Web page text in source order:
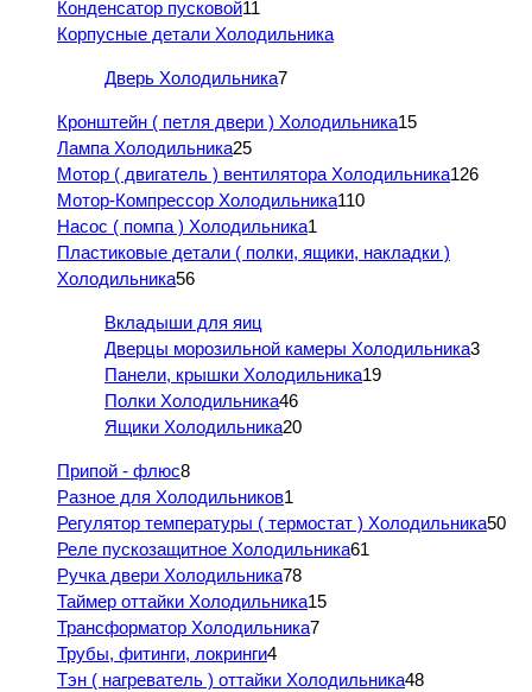
Конденсатор пусковой11
Корпусные детали Холодильника
Дверь Холодильника7
Кронштейн ( петля двери ) Холодильника15
Лампа Холодильника25
Мотор ( двигатель ) вентилятора Холодильника126
Мотор-Компрессор Холодильника110
Насос ( помпа ) Холодильника1
Пластиковые детали ( полки, ящики, накладки )
Холодильника56
Вкладыши для яиц
Дверцы морозильной камеры Холодильника3
Панели, крышки Холодильника19
Полки Холодильника46
Ящики Холодильника20
Припой - флюс8
Разное для Холодильников1
Регулятор температуры ( термостат ) Холодильника50
Реле пускозащитное Холодильника61
Ручка двери Холодильника78
Таймер оттайки Холодильника15
Трансформатор Холодильника7
Трубы, фитинги, локринги4
Тэн ( нагреватель ) оттайки Холодильника48